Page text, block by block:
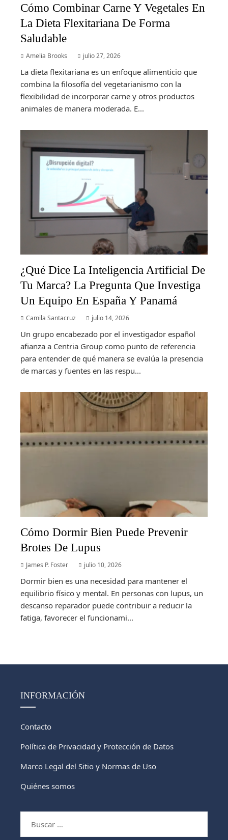
Cómo Combinar Carne Y Vegetales En
La Dieta Flexitariana De Forma
Saludable
Amelia Brooks julio 27, 2026
La dieta flexitariana es un enfoque alimenticio que
combina la filosofía del vegetarianismo con la
flexibilidad de incorporar carne y otros productos
animales de manera moderada. E...
¿Qué Dice La Inteligencia Artificial De
Tu Marca? La Pregunta Que Investiga
Un Equipo En España Y Panamá
Camila Santacruz julio 14, 2026
Un grupo encabezado por el investigador español
afianza a Centria Group como punto de referencia
para entender de qué manera se evalúa la presencia
de marcas y fuentes en las respu...
Cómo Dormir Bien Puede Prevenir
Brotes De Lupus
James P. Foster julio 10, 2026
Dormir bien es una necesidad para mantener el
equilibrio físico y mental. En personas con lupus, un
descanso reparador puede contribuir a reducir la
fatiga, favorecer el funcionami...
INFORMACIÓN
Contacto
Política de Privacidad y Protección de Datos
Marco Legal del Sitio y Normas de Uso
Quiénes somos